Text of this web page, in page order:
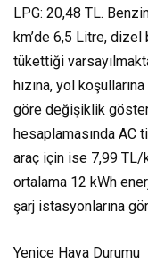
LPG: 20,48 TL.
km’de 6,5 Litre, dizel
tükettiği
hızına, yol
göre değişiklik
hesaplamasında AC
araç için ise 7,99 TL/
ortalama 12 kWh
şarj istasyonlarına
Yenice Hava Durumu